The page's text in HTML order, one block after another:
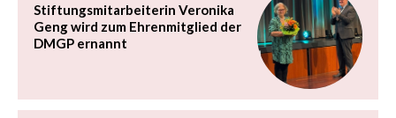
Stiftungsmitarbeiterin Veronika
Geng wird zum Ehrenmitglied der
DMGP ernannt